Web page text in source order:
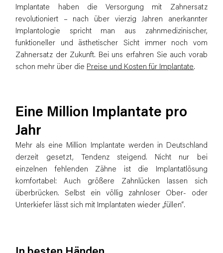
Implantate haben die Versorgung mit Zahnersatz
revolutioniert – nach über vierzig Jahren anerkannter
Implantologie spricht man aus zahnmedizinischer,
funktioneller und ästhetischer Sicht immer noch vom
Zahnersatz der Zukunft. Bei uns erfahren Sie auch vorab
schon mehr über die Preise und Kosten für Implantate.
Eine Million Implantate pro
Jahr
Mehr als eine Million Implantate werden in Deutschland
derzeit gesetzt, Tendenz steigend. Nicht nur bei
einzelnen fehlenden Zähne ist die Implantatlösung
komfortabel: Auch größere Zahnlücken lassen sich
überbrücken. Selbst ein völlig zahnloser Ober- oder
Unterkiefer lässt sich mit Implantaten wieder „füllen“.